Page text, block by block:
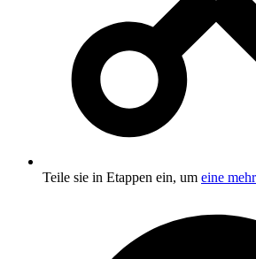
Teile sie in Etappen ein, um eine